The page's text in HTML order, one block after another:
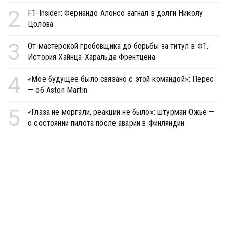
2
F1-Insider: Фернандо Алонсо загнал в долги Николу
Цолова
3
От мастерской гробовщика до борьбы за титул в Ф1.
История Хайнца-Харальда Френтцена
4
«Моё будущее было связано с этой командой»: Перес
— об Aston Martin
5
«Глаза не моргали, реакции не было»: штурман Ожье —
о состоянии пилота после аварии в Финляндии